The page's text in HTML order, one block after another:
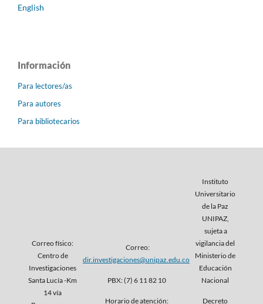
English
Información
Para lectores/as
Para autores
Para bibliotecarios
Correo físico:
Centro de
Investigaciones
Santa Lucía -Km
14 vía
Correo:
dir.investigaciones@unipaz.edu.co
PBX: (7) 6 11 82 10
Horario de atención:
Instituto
Universitario
de la Paz
UNIPAZ,
sujeta a
vigilancia del
Ministerio de
Educación
Nacional
Decreto